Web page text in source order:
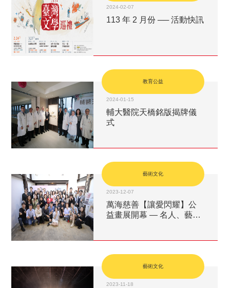
2024-02-07
113 年 2 月份 ── 活動快訊
教育公益
2024-01-15
輔大醫院天橋銘版揭牌儀
式
藝術文化
2023-12-07
萬海慈善【讓愛閃耀】公
益畫展開幕 — 名人、藝術
藝術文化
2023-11-18